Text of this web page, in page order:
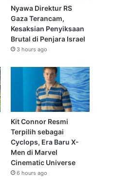
Nyawa Direktur RS
Gaza Terancam,
Kesaksian Penyiksaan
Brutal di Penjara Israel
3 hours ago
Kit Connor Resmi
Terpilih sebagai
Cyclops, Era Baru X-
Men di Marvel
Cinematic Universe
6 hours ago